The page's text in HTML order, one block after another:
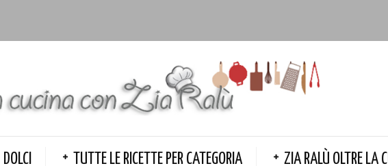
DOLCI TUTTE LE RICETTE PER CATEGORIA ZIA RALÙ OLTRE LA